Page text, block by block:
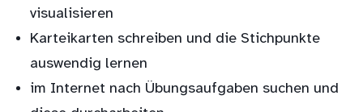
visualisieren
Karteikarten schreiben und die Stichpunkte
auswendig lernen
im Internet nach Übungsaufgaben suchen und